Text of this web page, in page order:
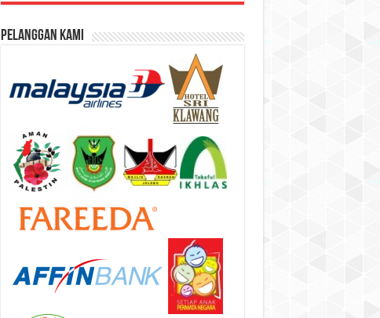
Pelanggan Kami